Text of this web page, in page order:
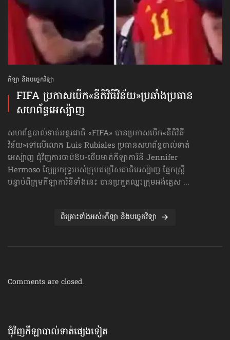
កីឡា និងបច្ចេកវិទ្យា
FIFA ប្រកាសបើក​«នីតិវិធីវិន័យ»​ប្រឆាំងប្រធាន
សហព័ន្ធ​អេស្ប៉ាញ
សហព័ន្ធបាល់ទាត់អន្តរជាតិ «FIFA» បានប្រកាសបើក«នីតិវិធី
វិន័យ»​ទៅលើលោក Luis Rubiales ប្រធានសហព័ន្ធបាល់ទាត់
អេស្ប៉ាញ ជុំវិញការចាប់ឱប-ថើបមាត់​កីឡាការិនី Jennifer
Hermoso ខ្សែប្រយុទ្ធរបស់ក្រុមជម្រើសជាតិអេស្ប៉ាញ ផ្នែកស្ត្រី
បន្ទាប់ពីក្រុមកីឡាការិនីទាំងនេះ បានប្រកួតឈ្នះក្រុមអង់គ្លេស ...
ពិគ្រោះទាំងអស់»កីឡា និងបច្ចេកវិទ្យា
Comments are closed.
ជុំវិញកីឡាបាល់ទាត់​ផ្សេងទៀត